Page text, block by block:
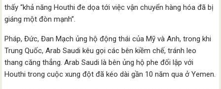
thấy “khả năng Houthi đe dọa tới việc vận chuyển hàng hóa đã bị
giáng một đòn mạnh”.
Pháp, Đức, Đan Mạch ủng hộ động thái của Mỹ và Anh, trong khi
Trung Quốc, Arab Saudi kêu gọi các bên kiềm chế, tránh leo
thang căng thẳng. Arab Saudi là bên ủng hộ phe đối lập với
Houthi trong cuộc xung đột đã kéo dài gần 10 năm qua ở Yemen.